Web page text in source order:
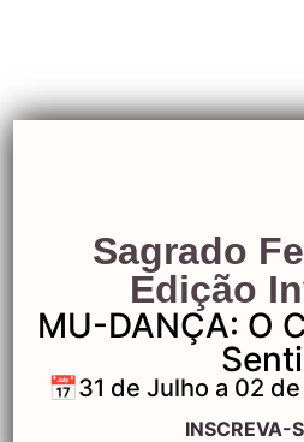
Estar
Jornada
Sagrado
Edição
MU-DANÇA: O
📅31 de Julho a 02
INSCREVA-